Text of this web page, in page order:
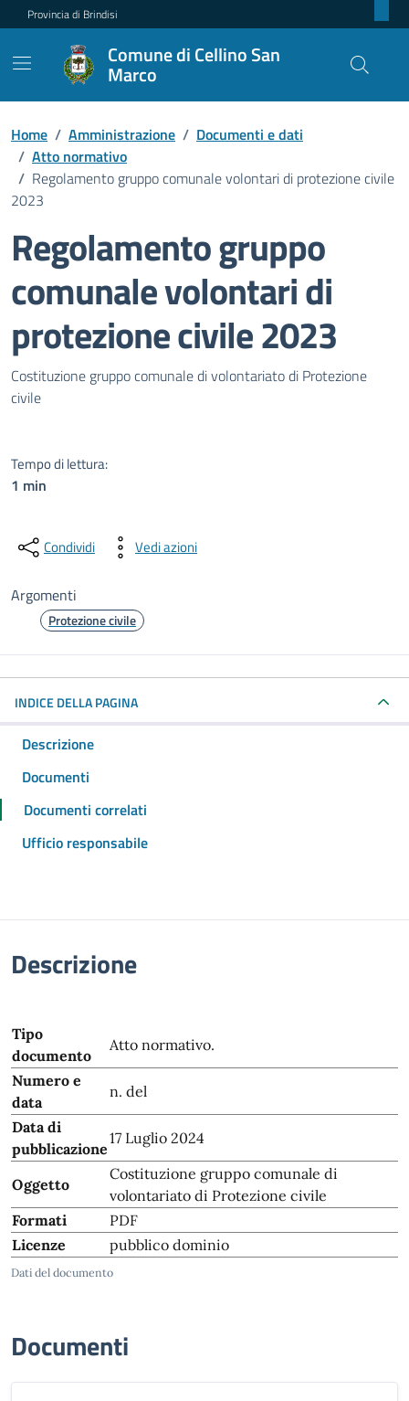
Provincia di Brindisi
Comune di Cellino San
Marco
Home / Amministrazione / Documenti e dati
/ Atto normativo
/ Regolamento gruppo comunale volontari di protezione civile
2023
Regolamento gruppo
comunale volontari di
protezione civile 2023
Dettagli del documento
Costituzione gruppo comunale di volontariato di Protezione
civile
Tempo di lettura:
1 min
Condividi Vedi azioni
Argomenti
Protezione civile
INDICE DELLA PAGINA
Descrizione
Documenti
Documenti correlati
Ufficio responsabile
Descrizione
Dati del documento
Tipo
documento
Atto normativo.
Numero e
data
n. del
Data di
pubblicazione
17 Luglio 2024
Oggetto
Costituzione gruppo comunale di
volontariato di Protezione civile
Formati
PDF
Licenze
pubblico dominio
Documenti